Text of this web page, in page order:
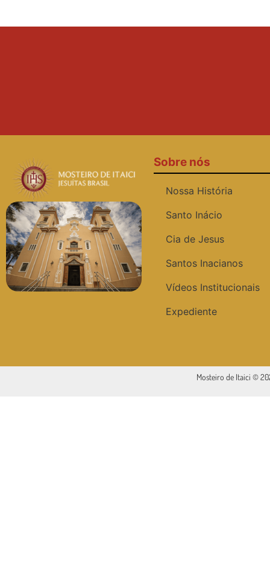
Sobre nós
Nossa História
Santo Inácio
Cia de Jesus
Santos Inacianos
Vídeos Institucionais
Expediente
Mosteiro de Itaici ©